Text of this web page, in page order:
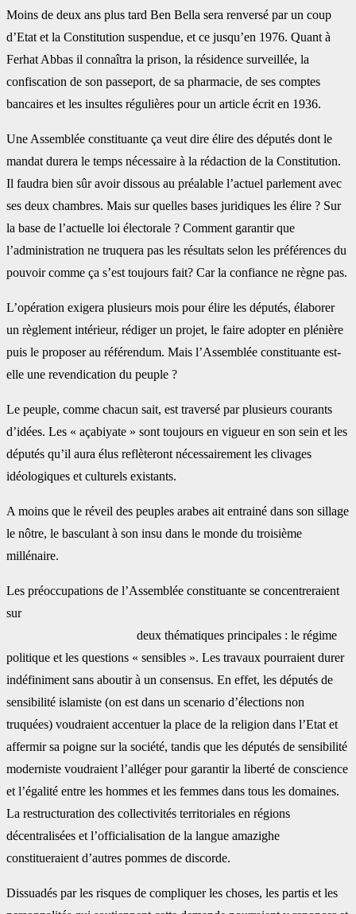
Moins de deux ans plus tard Ben Bella sera renversé par un coup
d’Etat et la Constitution suspendue, et ce jusqu’en 1976. Quant à
Ferhat Abbas il connaîtra la prison, la résidence surveillée, la
confiscation de son passeport, de sa pharmacie, de ses comptes
bancaires et les insultes régulières pour un article écrit en 1936.
Une Assemblée constituante ça veut dire élire des députés dont le
mandat durera le temps nécessaire à la rédaction de la Constitution.
Il faudra bien sûr avoir dissous au préalable l’actuel parlement avec
ses deux chambres. Mais sur quelles bases juridiques les élire ? Sur
la base de l’actuelle loi électorale ? Comment garantir que
l’administration ne truquera pas les résultats selon les préférences du
pouvoir comme ça s’est toujours fait? Car la confiance ne règne pas.
L’opération exigera plusieurs mois pour élire les députés, élaborer
un règlement intérieur, rédiger un projet, le faire adopter en plénière
puis le proposer au référendum. Mais l’Assemblée constituante est-
elle une revendication du peuple ?
Le peuple, comme chacun sait, est traversé par plusieurs courants
d’idées. Les « açabiyate » sont toujours en vigueur en son sein et les
députés qu’il aura élus reflèteront nécessairement les clivages
idéologiques et culturels existants.
A moins que le réveil des peuples arabes ait entrainé dans son sillage
le nôtre, le basculant à son insu dans le monde du troisième
millénaire.
Les préoccupations de l’Assemblée constituante se concentreraient
sur
deux thématiques principales : le régime
politique et les questions « sensibles ». Les travaux pourraient durer
indéfiniment sans aboutir à un consensus. En effet, les députés de
sensibilité islamiste (on est dans un scenario d’élections non
truquées) voudraient accentuer la place de la religion dans l’Etat et
affermir sa poigne sur la société, tandis que les députés de sensibilité
moderniste voudraient l’alléger pour garantir la liberté de conscience
et l’égalité entre les hommes et les femmes dans tous les domaines.
La restructuration des collectivités territoriales en régions
décentralisées et l’officialisation de la langue amazighe
constitueraient d’autres pommes de discorde.
Dissuadés par les risques de compliquer les choses, les partis et les